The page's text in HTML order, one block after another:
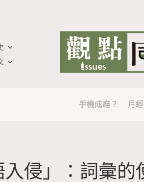
手機成癮？ 月
入侵」：詞彙